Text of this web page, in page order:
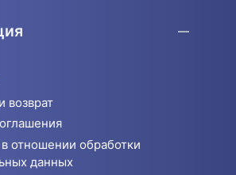
возврат
отношении обработки
данных